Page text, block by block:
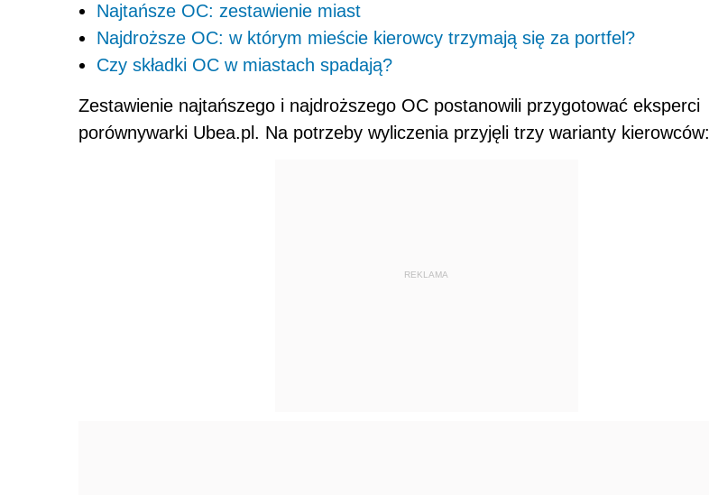
Najtańsze OC: zestawienie miast
Najdroższe OC: w którym mieście kierowcy trzymają się za portfel?
Czy składki OC w miastach spadają?
Zestawienie najtańszego i najdroższego OC postanowili przygotować eksperci
porównywarki Ubea.pl. Na potrzeby wyliczenia przyjęli trzy warianty kierowców:
REKLAMA